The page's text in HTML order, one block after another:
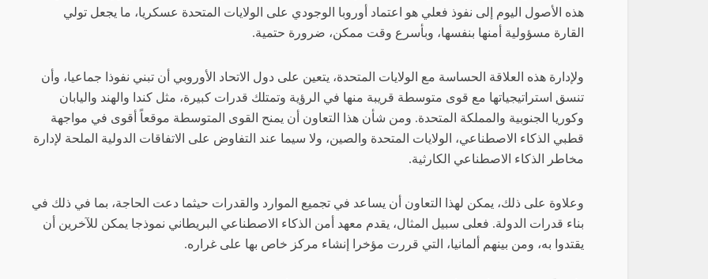
هذه الأصول اليوم إلى نفوذ فعلي هو اعتماد أوروبا الوجودي على الولايات المتحدة عسكريا، ما يجعل تولي
القارة مسؤولية أمنها بنفسها، وبأسرع وقت ممكن، ضرورة حتمية.
ولإدارة هذه العلاقة الحساسة مع الولايات المتحدة، يتعين على دول الاتحاد الأوروبي أن تبني نفوذا جماعيا، وأن
تنسق استراتيجياتها مع قوى متوسطة قريبة منها في الرؤية وتمتلك قدرات كبيرة، مثل كندا والهند واليابان
وكوريا الجنوبية والمملكة المتحدة. ومن شأن هذا التعاون أن يمنح القوى المتوسطة موقعاً أقوى في مواجهة
قطبي الذكاء الاصطناعي، الولايات المتحدة والصين، ولا سيما عند التفاوض على الاتفاقات الدولية الملحة لإدارة
مخاطر الذكاء الاصطناعي الكارثية.
وعلاوة على ذلك، يمكن لهذا التعاون أن يساعد في تجميع الموارد والقدرات حيثما دعت الحاجة، بما في ذلك في
بناء قدرات الدولة. فعلى سبيل المثال، يقدم معهد أمن الذكاء الاصطناعي البريطاني نموذجا يمكن للآخرين أن
يقتدوا به، ومن بينهم ألمانيا، التي قررت مؤخرا إنشاء مركز خاص بها على غراره.